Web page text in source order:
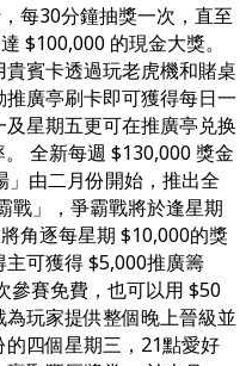
每30分鐘抽獎一次，直至
$100,000 的現金大獎。
貴賓卡透過玩老虎機和賭桌
廣亭刷卡即可獲得每日一
星期五更可在推廣亭兑换
全新每週 $130,000 獎金
由二月份開始，推出全
戰」，爭霸戰將於逢星期
角逐每星期 $10,000的獎
可獲得 $5,000推廣籌
參賽免費，也可以用 $50
玩家提供整個晚上晉級並
四個星期三，21點愛好